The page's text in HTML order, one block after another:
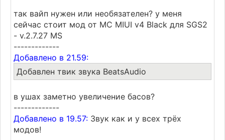
так вайп нужен или необязателен? у меня
сейчас стоит мод от МС MIUI v4 Black для SGS2
- v.2.7.27 MS
-------------
Добавлено в 21.59:
Добавлен твик звука BeatsAudio
в ушах заметно увеличение басов?
-------------
Добавлено в 19.57: Звук как и у всех трёх
модов!